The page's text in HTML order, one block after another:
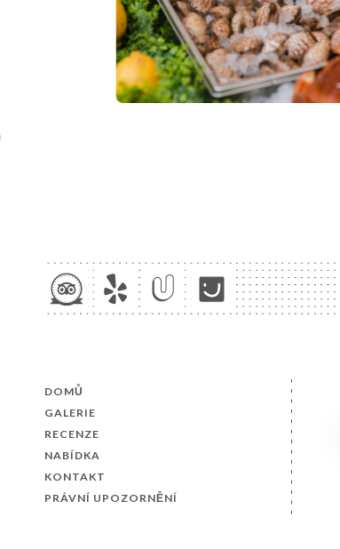
DOMŮ
GALERIE
RECENZE
NABÍDKA
KONTAKT
PRÁVNÍ UPOZORNĚNÍ